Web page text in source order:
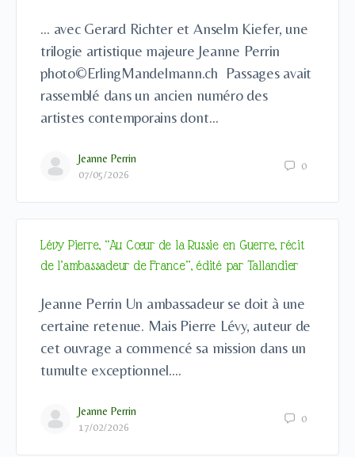
… avec Gerard Richter et Anselm Kiefer, une
trilogie artistique majeure Jeanne Perrin
photo©ErlingMandelmann.ch Passages avait
rassemblé dans un ancien numéro des
artistes contemporains dont…
Jeanne Perrin
07/05/2026
0
Lévy Pierre, “Au Cœur de la Russie en Guerre, récit
de l’ambassadeur de France”, édité par Tallandier
Jeanne Perrin Un ambassadeur se doit à une
certaine retenue. Mais Pierre Lévy, auteur de
cet ouvrage a commencé sa mission dans un
tumulte exceptionnel.…
Jeanne Perrin
17/02/2026
0